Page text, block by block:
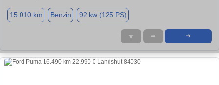
15.010 km Benzin 92 kw (125 PS)
★ ➦ ➜